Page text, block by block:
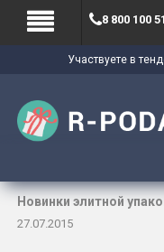
Участвуете в
8 800 100
Новинки элитной
27.07.2015